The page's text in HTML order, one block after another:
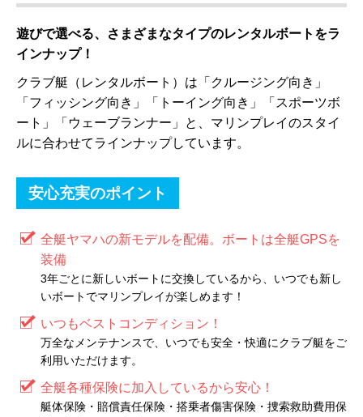
遊びで選べる、さまざまなタイプのレンタルボートをラ
インナップ！
クラブ艇（レンタルボート）は「クルージング向き」
「フィッシング向き」「トーイング向き」「スポーツボ
ート」「ウェーブランナー」と、マリンプレイのスタイ
ルに合わせてラインナップしています。
安心充実のポイント
全艇ヤマハの新モデルを配備。ボートは全艇GPSを
装備
3年ごとに新しいボートに交換しているから、いつでも新し
いボートでマリンプレイが楽しめます！
いつもベストコンディション！
万全なメンテナンスで、いつでも安全・快適にクラブ艇をご
利用いただけます。
全艇各種保険に加入しているから安心！
艇体保険・賠償責任保険・搭乗者傷害保険・捜索救助費用保